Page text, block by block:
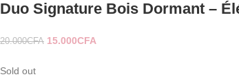
Duo Signature Bois Dormant –
20.000CFA 15.000CFA
Sold out